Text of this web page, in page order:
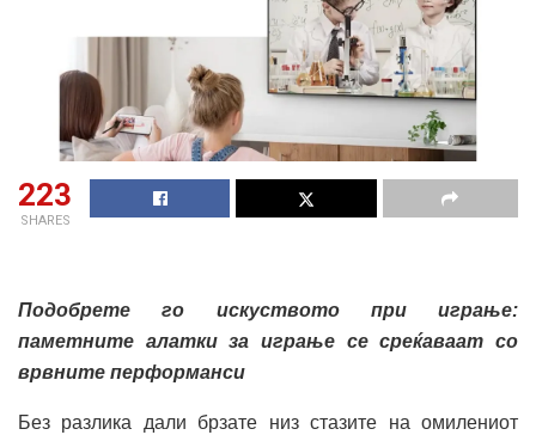
223
SHARES
Подобрете го искуството прииграње:
паметните алатки за играње се среќаваат со
врвните перформанси
Без разлика дали брзате низ стазите на омилениот